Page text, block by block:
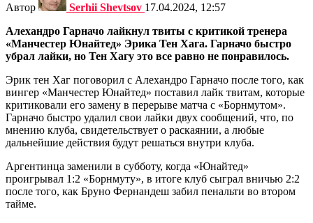
Автор Serhii Shevtsov 17.04.2024, 12:57
Алехандро Гарначо лайкнул твиты с критикой тренера
«Манчестер Юнайтед» Эрика Тен Хага. Гарначо быстро
убрал лайки, но Тен Хагу это все равно не понравилось.
Эрик тен Хаг поговорил с Алехандро Гарначо после того, как
вингер «Манчестер Юнайтед» поставил лайк твитам, которые
критиковали его замену в перерыве матча с «Борнмутом».
Гарначо быстро удалил свои лайки двух сообщений, что, по
мнению клуба, свидетельствует о раскаянии, а любые
дальнейшие действия будут решаться внутри клуба.
Аргентинца заменили в субботу, когда «Юнайтед»
проигрывал 1:2 «Борнмуту», в итоге клуб сыграл вничью 2:2
после того, как Бруно Фернандеш забил пенальти во втором
тайме.